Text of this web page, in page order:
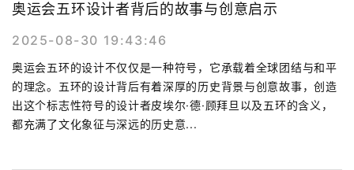
奥运会五环设计者背后的故事与创意启示
2025-08-30 19:43:46
奥运会五环的设计不仅仅是一种符号，它承载着全球团结与和平
的理念。五环的设计背后有着深厚的历史背景与创意故事，创造
出这个标志性符号的设计者皮埃尔·德·顾拜旦以及五环的含义，
都充满了文化象征与深远的历史意...